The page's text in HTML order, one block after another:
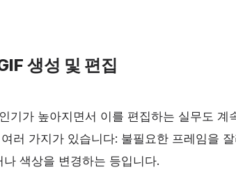
생성 및 편집
기가 높아지면서 이를 편집하는 실무도 계
러 가지가 있습니다: 불필요한 프레임을
색상을 변경하는 등입니다.